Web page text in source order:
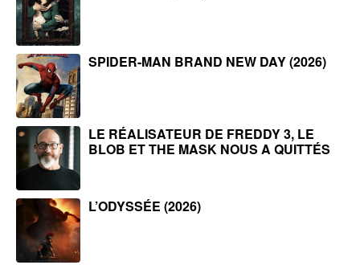
SPIDER-MAN BRAND NEW DAY (2026)
LE RÉALISATEUR DE FREDDY 3, LE
BLOB ET THE MASK NOUS A QUITTÉS
L’ODYSSÉE (2026)